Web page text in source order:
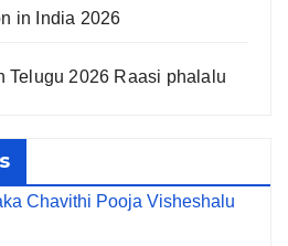
in India 2026
Telugu 2026 Raasi phalalu
Chavithi Pooja Visheshalu